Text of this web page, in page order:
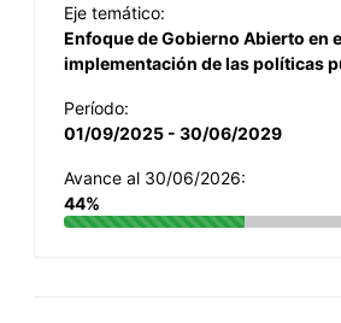
Eje temático:
Enfoque de Gobierno Abierto en
implementación de las políticas
Período:
01/09/2025 - 30/06/2029
Avance al 30/06/2026:
44%